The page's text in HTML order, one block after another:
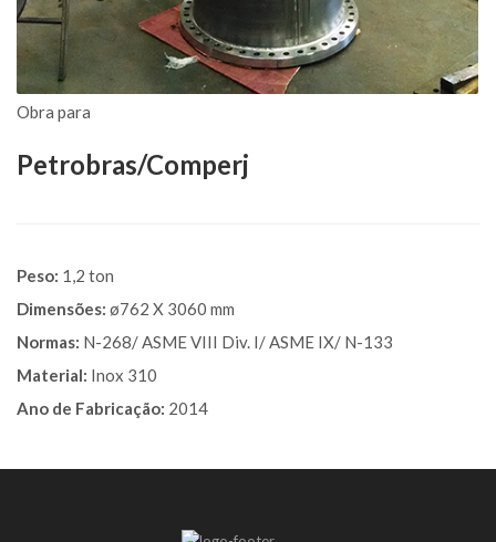
Obra para
Petrobras/Comperj
Peso: 1,2 ton
Dimensões: ø762 X 3060 mm
Normas: N-268/ ASME VIII Div. I/ ASME IX/ N-133
Material: Inox 310
Ano de Fabricação: 2014